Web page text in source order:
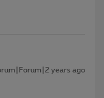
years ago